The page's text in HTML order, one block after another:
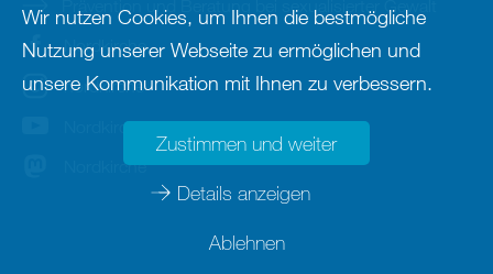
Prävention und Beratung bei sexualisierter Gewalt
Nordkirche
nordkirche
Nordkirche
Nordkirche
Wir nutzen Cookies, um Ihnen die bestmögliche
Nutzung unserer Webseite zu ermöglichen und
unsere Kommunikation mit Ihnen zu verbessern.
Zustimmen und weiter
Details anzeigen
Ablehnen